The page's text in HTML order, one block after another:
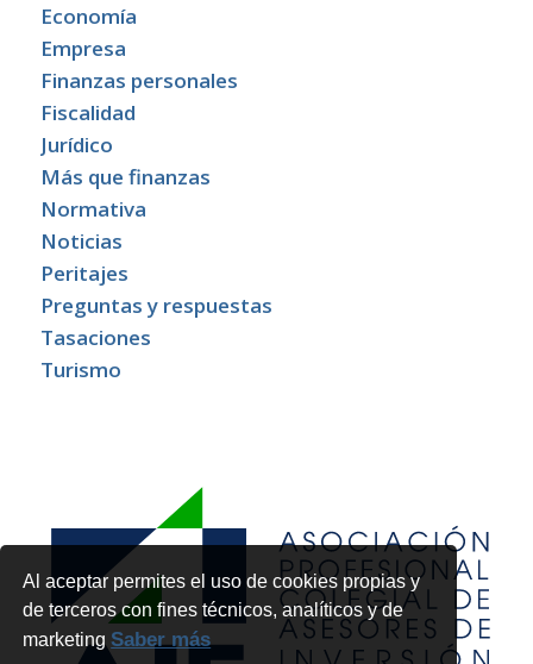
Al aceptar permites el uso de cookies propias y
de terceros con fines técnicos, analíticos y de
marketingSaber más
Economía
Empresa
Finanzas personales
Fiscalidad
Jurídico
Más que finanzas
Normativa
Noticias
Peritajes
Preguntas y respuestas
Tasaciones
Turismo